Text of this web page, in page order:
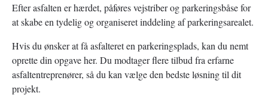
Efter asfalten er hærdet, påføres vejstriber og parkeringsbåse for
at skabe en tydelig og organiseret inddeling af parkeringsarealet.
Hvis du ønsker at få asfalteret en parkeringsplads, kan du nemt
oprette din opgave her. Du modtager flere tilbud fra erfarne
asfaltentreprenører, så du kan vælge den bedste løsning til dit
projekt.